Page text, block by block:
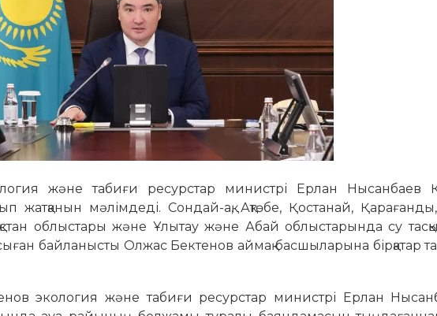
және табиғи ресурстар министрі Ерлан Нысанбаев
жатқанын мәлімдеді. Сондай-ақ, Ақтөбе, Қостанай,
облыстары және Ұлытау және Абай облыстарында су
байланысты Олжас Бектенов аймақ басшыларына бірқатар
экология және табиғи ресурстар министрі Ерлан